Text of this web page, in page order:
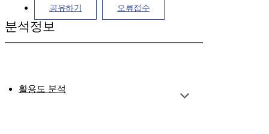
공유하기 오류접수
분석정보
활용도 분석